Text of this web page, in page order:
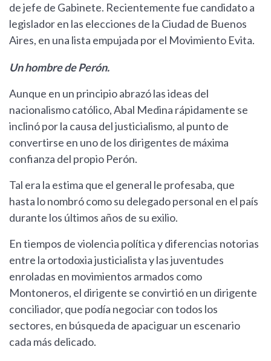
de jefe de Gabinete. Recientemente fue candidato a
legislador en las elecciones de la Ciudad de Buenos
Aires, en una lista empujada por el Movimiento Evita.
Un hombre de Perón.
Aunque en un principio abrazó las ideas del
nacionalismo católico, Abal Medina rápidamente se
inclinó por la causa del justicialismo, al punto de
convertirse en uno de los dirigentes de máxima
confianza del propio Perón.
Tal era la estima que el general le profesaba, que
hasta lo nombró como su delegado personal en el país
durante los últimos años de su exilio.
En tiempos de violencia política y diferencias notorias
entre la ortodoxia justicialista y las juventudes
enroladas en movimientos armados como
Montoneros, el dirigente se convirtió en un dirigente
conciliador, que podía negociar con todos los
sectores, en búsqueda de apaciguar un escenario
cada más delicado.